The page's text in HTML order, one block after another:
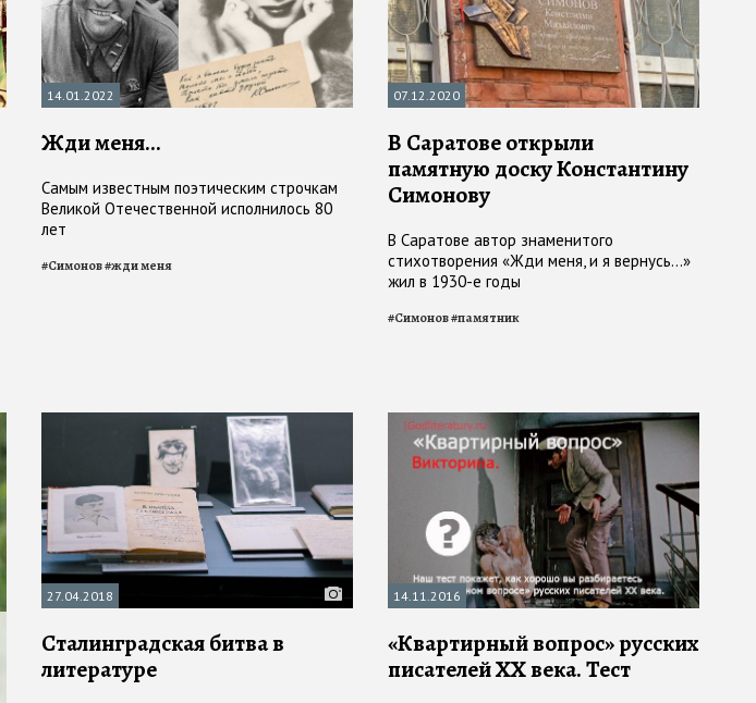
14.01.2022
Жди меня...
Самым известным поэтическим строчкам
Великой Отечественной исполнилось 80
лет
#Симонов#жди меня
07.12.2020
В Саратове открыли
памятную доску Константину
Симонову
В Саратове автор знаменитого
стихотворения «Жди меня, и я вернусь…»
жил в 1930-е годы
#Симонов#памятник
27.04.2018
Сталинградская битва в
литературе
14.11.2016
«Квартирный вопрос» русских
писателей XX века. Тест